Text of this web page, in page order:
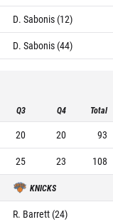
D. Sabonis (12)
D. Sabonis (44)
Q3 Q4 Total
20 20
93
25 23 108
KNICKS
R. Barrett (24)